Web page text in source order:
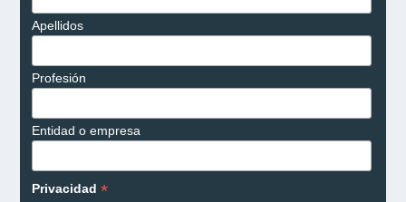
Apellidos
Profesión
Entidad o empresa
Privacidad *